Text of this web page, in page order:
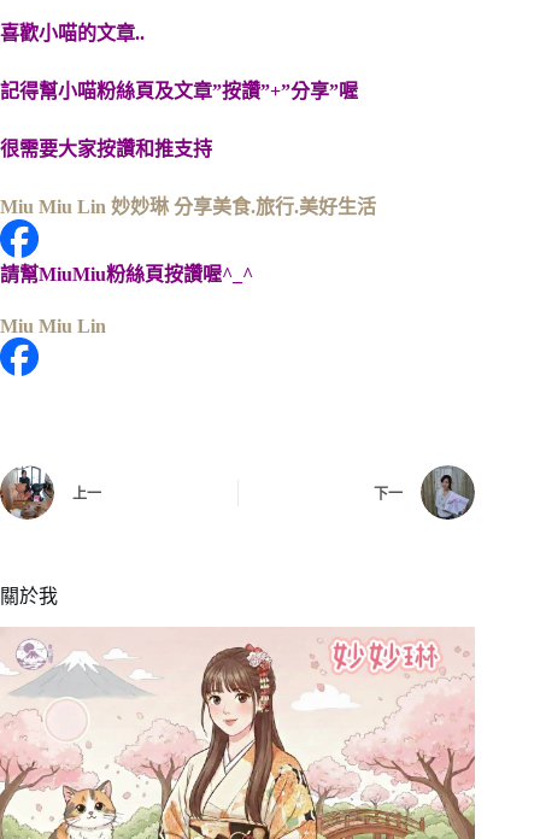
喜歡小喵的文章..
記得幫小喵粉絲頁及文章”按讚”+”分享”喔
很需要大家按讚和推支持
Miu Miu Lin 妙妙琳 分享美食.旅行.美好生活
請幫MiuMiu粉絲頁按讚喔^_^
Miu Miu Lin
上一 下一
關於我